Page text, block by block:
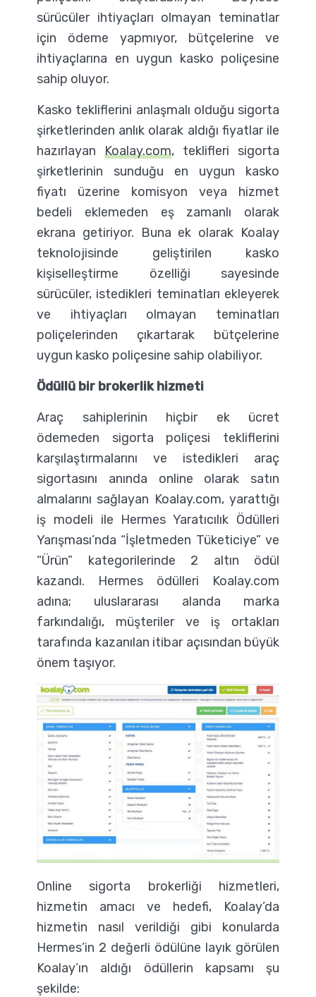
sürücüler ihtiyaçları olmayan teminatlar
için ödeme yapmıyor, bütçelerine ve
ihtiyaçlarına en uygun kasko poliçesine
sahip oluyor.
Kasko tekliflerini anlaşmalı olduğu sigorta
şirketlerinden anlık olarak aldığı fiyatlar ile
hazırlayan Koalay.com, teklifleri sigorta
şirketlerinin sunduğu en uygun kasko
fiyatı üzerine komisyon veya hizmet
bedeli eklemeden eş zamanlı olarak
ekrana getiriyor. Buna ek olarak Koalay
teknolojisinde geliştirilen kasko
kişiselleştirme özelliği sayesinde
sürücüler, istedikleri teminatları ekleyerek
ve ihtiyaçları olmayan teminatları
poliçelerinden çıkartarak bütçelerine
uygun kasko poliçesine sahip olabiliyor.
Ödüllü bir brokerlik hizmeti
Araç sahiplerinin hiçbir ek ücret
ödemeden sigorta poliçesi tekliflerini
karşılaştırmalarını ve istedikleri araç
sigortasını anında online olarak satın
almalarını sağlayan Koalay.com, yarattığı
iş modeli ile Hermes Yaratıcılık Ödülleri
Yarışması’nda “İşletmeden Tüketiciye” ve
“Ürün” kategorilerinde 2 altın ödül
kazandı. Hermes ödülleri Koalay.com
adına; uluslararası alanda marka
farkındalığı, müşteriler ve iş ortakları
tarafında kazanılan itibar açısından büyük
önem taşıyor.
Online sigorta brokerliği hizmetleri,
hizmetin amacı ve hedefi, Koalay’da
hizmetin nasıl verildiği gibi konularda
Hermes’in 2 değerli ödülüne layık görülen
Koalay’ın aldığı ödüllerin kapsamı şu
şekilde: